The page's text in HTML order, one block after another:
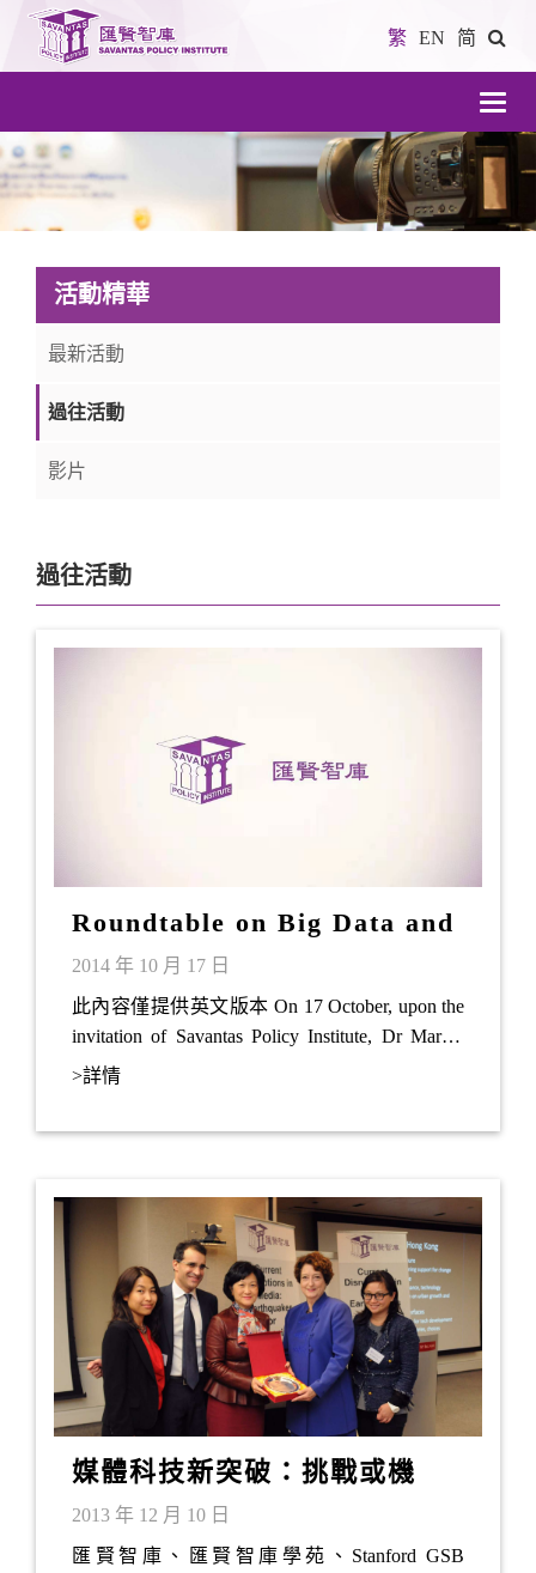
繁 EN 简
導
航
活動精華
最新活動
過往活動
影片
過往活動
Roundtable on Big Data and
Smart City Development
2014 年 10 月 17 日
此內容僅提供英文版本 On 17 October, upon the
invitation of Savantas Policy Institute, Dr Martha
Russell, Executive Director of Stanford MediaX,
Participants also had an in-depth discussion about
practical issues (such as privacy issues) associated
with the use of big data.
>詳情
媒體科技新突破：挑戰或機
遇？
2013 年 12 月 10 日
匯賢智庫、匯賢智庫學苑、Stanford GSB